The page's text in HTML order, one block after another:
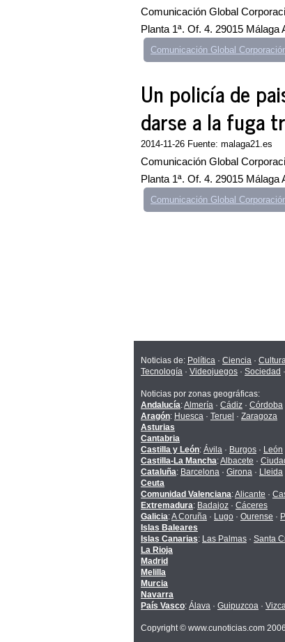
Comunicación Global
Planta 1ª. Of. 4. 29015
Comunicación Global
Un policía de
darse a la fuga
2014-11-26 Fuente: malaga21.es
Comunicación Global
Planta 1ª. Of. 4. 29015
Comunicación Global
Noticias de: Política · Ciencia ·
Tecnología · Videojuegos · Sociedad ·
Noticias por zonas geográficas:
Andalucía:Almería · Cádiz · Córdoba
Aragón: Huesca · Teruel · Zaragoza
Asturias
Cantabria
Castilla y León: Ávila · Burgos · León
Castilla-La Mancha:Albacete ·
Cataluña: Barcelona · Girona · Lleida
Ceuta
Comunidad Valenciana:Alicante ·
Extremadura: Badajoz · Cáceres
Galicia:A Coruña · Lugo · Ourense ·
Islas Baleares
Islas Canarias: Las Palmas · Santa
La Rioja
Madrid
Melilla
Murcia
Navarra
País Vasco: Álava · Guipuzcoa ·
Copyright © www.cunoticias.com